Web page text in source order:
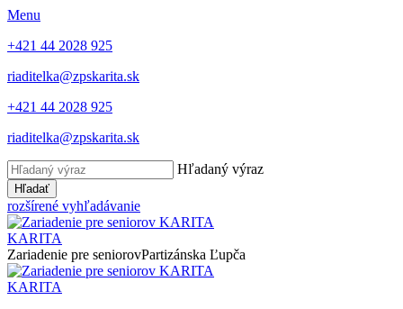
Menu
+421 44 2028 925
riaditelka@zpskarita.sk
+421 44 2028 925
riaditelka@zpskarita.sk
Hľadaný výraz
Hľadať
rozšírené vyhľadávanie
KARITA
Zariadenie pre seniorovPartizánska Ľupča
KARITA